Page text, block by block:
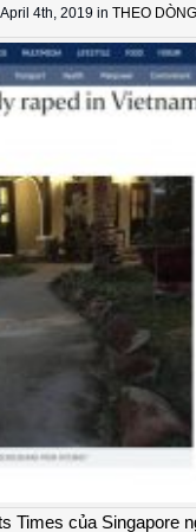
4th, 2019 in THEO
Times của Singapore